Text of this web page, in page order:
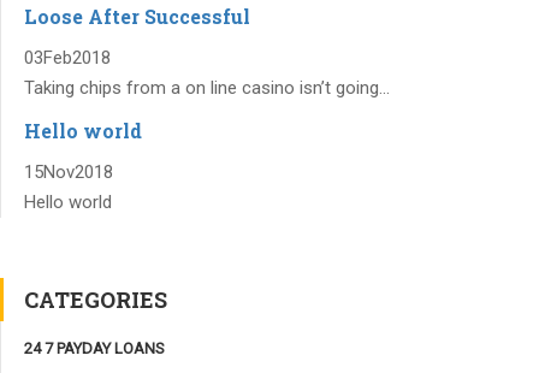
Loose After Successful
03Feb2018
Taking chips from a on line casino isn’t going...
Hello world
15Nov2018
Hello world
CATEGORIES
24 7 PAYDAY LOANS